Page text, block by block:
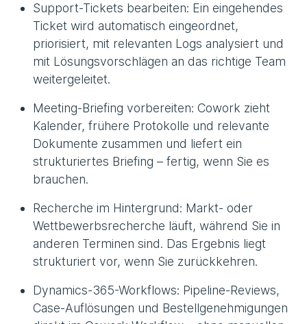
Support-Tickets bearbeiten: Ein eingehendes
Ticket wird automatisch eingeordnet,
priorisiert, mit relevanten Logs analysiert und
mit Lösungsvorschlägen an das richtige Team
weitergeleitet.
Meeting-Briefing vorbereiten: Cowork zieht
Kalender, frühere Protokolle und relevante
Dokumente zusammen und liefert ein
strukturiertes Briefing – fertig, wenn Sie es
brauchen.
Recherche im Hintergrund: Markt- oder
Wettbewerbsrecherche läuft, während Sie in
anderen Terminen sind. Das Ergebnis liegt
strukturiert vor, wenn Sie zurückkehren.
Dynamics-365-Workflows: Pipeline-Reviews,
Case-Auflösungen und Bestellgenehmigungen